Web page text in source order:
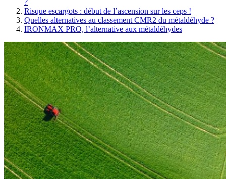
Risque escargots : début de l’ascension sur les ceps !
Quelles alternatives au classement CMR2 du métaldéhyde ?
IRONMAX PRO, l’alternative aux métaldéhydes